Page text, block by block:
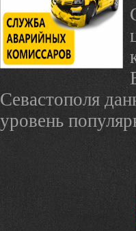
Севастополя
уровень